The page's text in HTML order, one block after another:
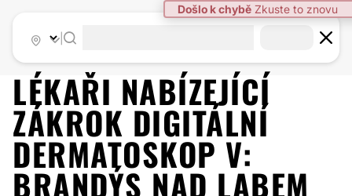
LÉKAŘI NABÍZEJÍCÍ
ZÁKROK DIGITÁLNÍ
DERMATOSKOP V:
BRANDÝS NAD LABEM